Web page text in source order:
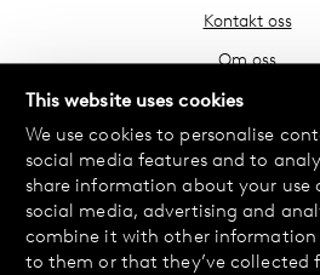
This website uses cookies
We use cookies to personalise
social media features and to
share information about your use
social media, advertising and
combine it with other information
to them or that they’ve collected
Kontakt oss
Om oss
Finn din butikk
Vanlige spørsmål
Vilkår
Bytte og retur